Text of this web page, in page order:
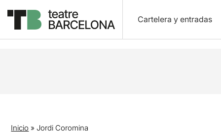
Cartelera y entradas
Inicio » Jordi Coromina